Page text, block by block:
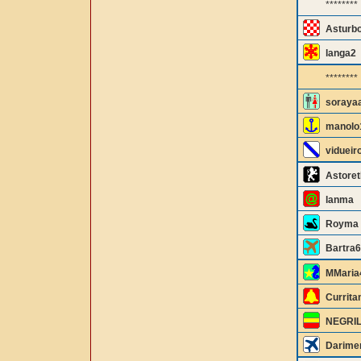
********
langa2
********
lanma
Royma
NEGRIL